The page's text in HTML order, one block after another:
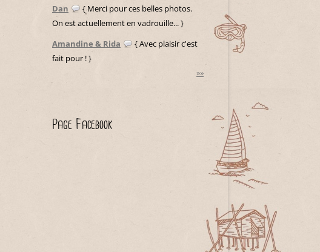
Dan
{ Merci pour ces belles photos.
On est actuellement en vadrouille... }
Amandine & Rida
{ Avec plaisir c'est
fait pour ! }
»»
Page Facebook